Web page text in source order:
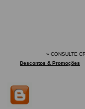
» CONSULTE
Descontos & Promoções